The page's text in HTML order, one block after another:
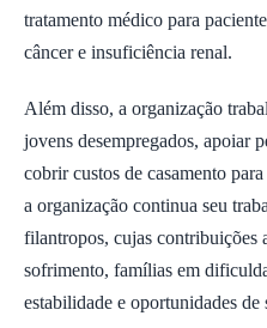
tratamento médico para
câncer e insuficiência renal.
Além disso, a organização
jovens desempregados, apoiar
cobrir custos de casamento
a organização continua seu
filantropos, cujas contribuições
sofrimento, famílias em
estabilidade e oportunidades de